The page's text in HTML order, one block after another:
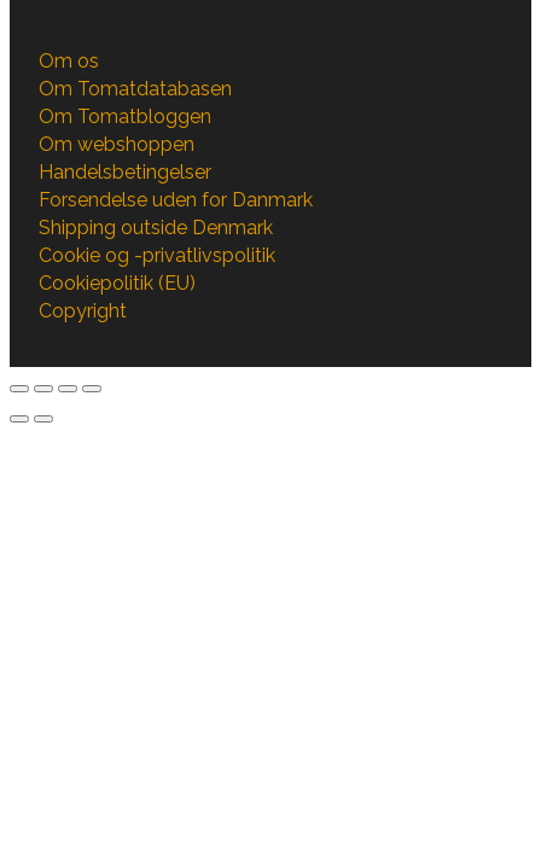
Om os
Om Tomatdatabasen
Om Tomatbloggen
Om webshoppen
Handelsbetingelser
Forsendelse uden for Danmark
Shipping outside Denmark
Cookie og -privatlivspolitik
Cookiepolitik (EU)
Copyright